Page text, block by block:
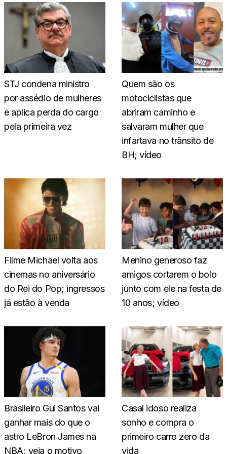
STJ condena ministro
por assédio de mulheres
e aplica perda do cargo
pela primeira vez
Quem são os
motociclistas que
abriram caminho e
salvaram mulher que
infartava no trânsito de
BH; vídeo
Filme Michael volta aos
cinemas no aniversário
do Rei do Pop; ingressos
já estão à venda
Menino generoso faz
amigos cortarem o bolo
junto com ele na festa de
10 anos; vídeo
Brasileiro Gui Santos vai
ganhar mais do que o
astro LeBron James na
NBA; veja o motivo
Casal idoso realiza
sonho e compra o
primeiro carro zero da
vida